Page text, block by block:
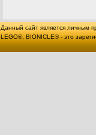
Данный сайт является личным
LEGO®, BIONICLE® - это